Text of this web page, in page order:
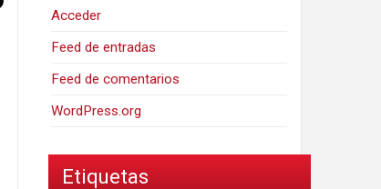
Acceder
Feed de entradas
Feed de comentarios
WordPress.org
Etiquetas